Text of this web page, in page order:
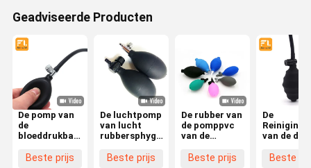
Geadviseerde Producten
De pomp van
de
bloeddrukbal
gemaakt van
Beste prijs
De luchtpomp
van lucht
rubbersphygmomanometer
en plastic
Beste prijs
De rubber van
de pomppvc
van de
van de de
Beste prijs
De
van de de
Oft van
Beste